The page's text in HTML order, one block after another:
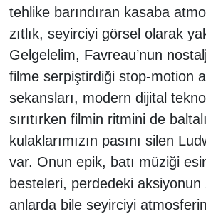
tehlike barındıran kasaba
zıtlık, seyirciyi görsel olarak
Gelgelelim, Favreau’nun
filme serpiştirdiği stop-motion
sekansları, modern dijital
sırıtırken filmin ritmini de
kulaklarımızın pasını silen
var. Onun epik, batı müziği
besteleri, perdedeki aksiyonun
anlarda bile seyirciyi